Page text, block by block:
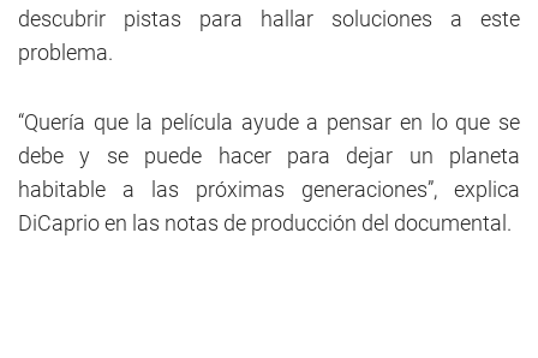
descubrir pistas para hallar soluciones a este
problema.
“Quería que la película ayude a pensar en lo que se
debe y se puede hacer para dejar un planeta
habitable a las próximas generaciones”, explica
DiCaprio en las notas de producción del documental.